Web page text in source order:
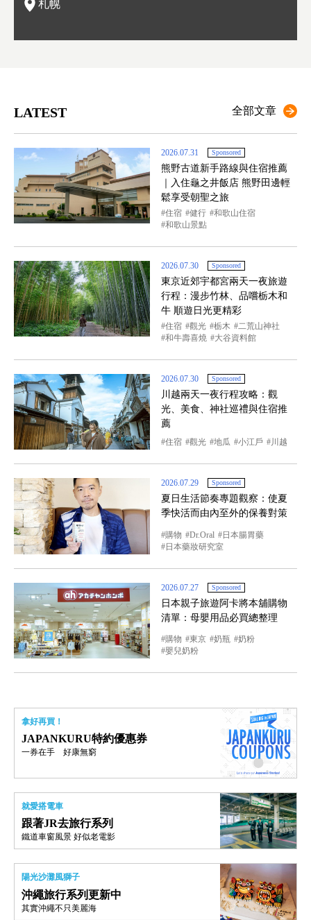
札幌
LATEST 全部文章
2026.07.31 Sponsored
熊野古道新手路線與住宿推薦
｜入住龜之井飯店 熊野田邊輕
鬆享受朝聖之旅
住宿 健行
和歌山住宿
和歌山景點
2026.07.30 Sponsored
東京近郊宇都宮兩天一夜旅遊
行程：漫步竹林、品嚐栃木和
牛 順遊日光更精彩
住宿 觀光 栃木
二荒山神社
和牛壽喜燒
大谷資料館
2026.07.30 Sponsored
川越兩天一夜行程攻略：觀
光、美食、神社巡禮與住宿推
薦
住宿 觀光 地瓜 小江戶 川越
2026.07.29 Sponsored
夏日生活節奏專題觀察：使夏
季快活而由內至外的保養對策
購物 Dr.Oral
日本腸胃藥
日本藥妝研究室
2026.07.27 Sponsored
日本親子旅遊阿卡將本舖購物
清單：母嬰用品必買總整理
購物 東京 奶瓶
奶粉
嬰兒奶粉
拿好再買！
JAPANKURU特約優惠券
一券在手 好康無窮
就愛搭電車
跟著JR去旅行系列
鐵道車窗風景 好似老電影
陽光沙灘風獅子
沖繩旅行系列更新中
其實沖繩不只美麗海